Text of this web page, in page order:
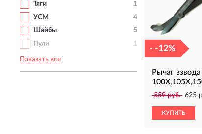
Тяги
1
УСМ
4
Шайбы
5
Пули
1
Показать все
- -12%
Рычаг
559 руб. 625
КУПИТЬ